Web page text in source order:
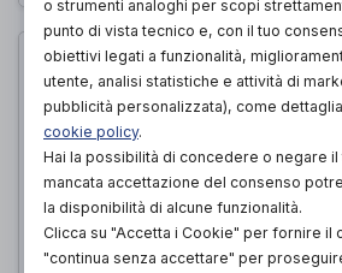
o strumenti analoghi per scopi
punto di vista tecnico e, con il tuo
obiettivi legati a funzionalità,
utente, analisi statistiche e attività di
pubblicità personalizzata), come
cookie policy.
Hai la possibilità di concedere o negare il
mancata accettazione del consenso
la disponibilità di alcune funzionalità.
Clicca su "Accetta i Cookie" per fornire il
"continua senza accettare" per